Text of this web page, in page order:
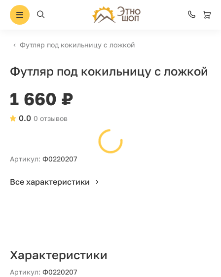
Футляр под кокильницу с ложкой
Футляр под кокильницу с ложкой
1 660 ₽
0 отзывов
0.0
Артикул: Ф0220207
Все характеристики
Характеристики
Артикул: Ф0220207